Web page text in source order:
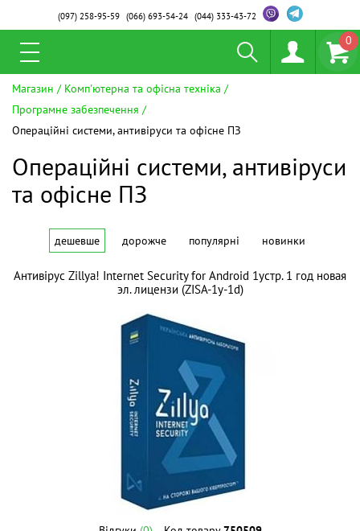
(097)258-95-59 (066)693-54-24 (044)333-43-72
0
Магазин
Комп'ютерна та офісна техніка
Програмне забезпечення
Операційні системи, антивіруси та офісне ПЗ
Операційні системи, антивіруси
та офісне ПЗ
дешевше дорожче популярні новинки
Антивірус Zillya! Internet Security for Android 1устр. 1 год новая
эл. лицензи (ZISA-1y-1d)